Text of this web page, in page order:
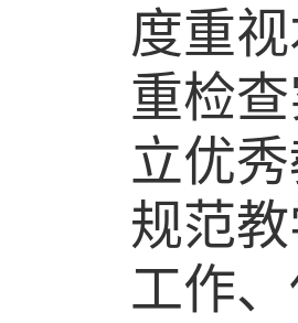
度重
重检
立优
规范
工作